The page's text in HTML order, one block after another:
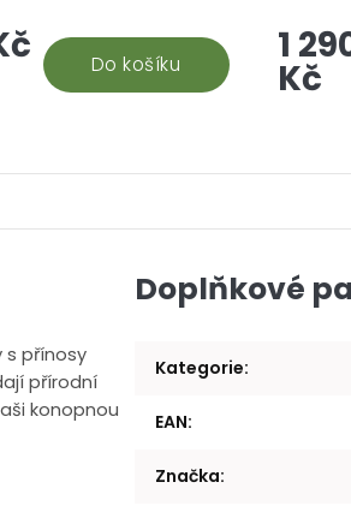
Do košíku
ale zážitkem.
zelený...
1
Kč
s přínosy
přírodní
konopnou
Doplňkové
Kategorie:
EAN:
Značka: